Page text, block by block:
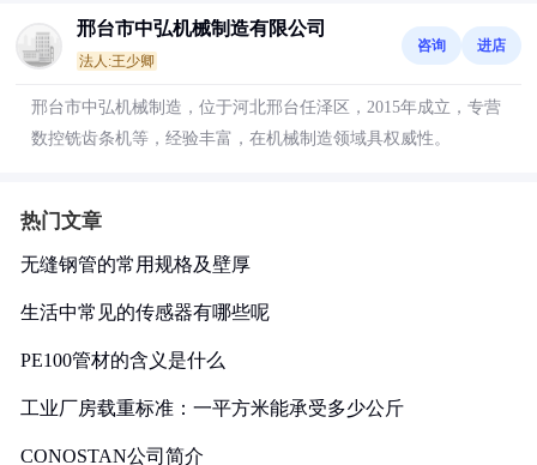
邢台市中弘机械制造有限公司
法人:王少卿
咨询 进店
邢台市中弘机械制造，位于河北邢台任泽区，2015年成立，专营
数控铣齿条机等，经验丰富，在机械制造领域具权威性。
热门文章
无缝钢管的常用规格及壁厚
生活中常见的传感器有哪些呢
PE100管材的含义是什么
工业厂房载重标准：一平方米能承受多少公斤
CONOSTAN公司简介